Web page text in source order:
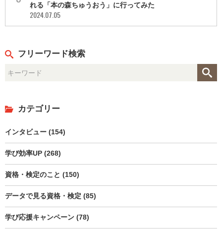
れる「本の森ちゅうおう」に行ってみた
2024.07.05
フリーワード検索
カテゴリー
インタビュー (154)
学び効率UP (268)
資格・検定のこと (150)
データで見る資格・検定 (85)
学び応援キャンペーン (78)